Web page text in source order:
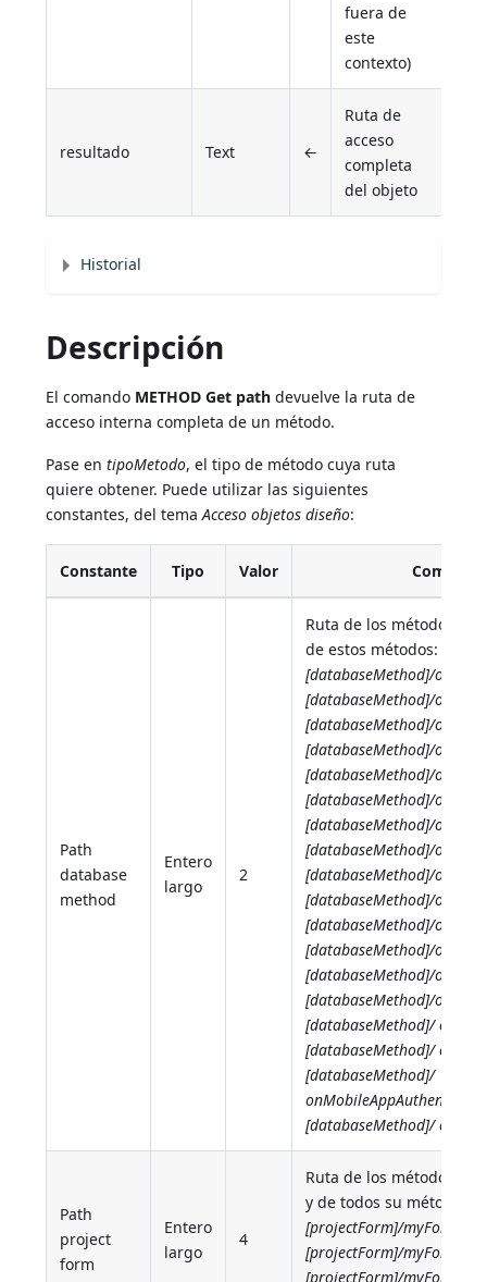
fuera de
este
contexto)
resultado Text ←
Ruta de
acceso
completa
del objeto
Historial
Descripción
El comando METHOD Get path devuelve la ruta de
acceso interna completa de un método.
Pase entipoMetodo, el tipo de método cuya ruta
quiere obtener. Puede utilizar las siguientes
constantes, del temaAcceso objetos diseño:
Constante Tipo Valor
Path
database
method
Entero
largo
2
Ruta de los métodos
de estos métodos:
[databaseMethod]/
[databaseMethod]/onExit
[databaseMethod]/onDrop
[databaseMethod]/
[databaseMethod]/
[databaseMethod]/
[databaseMethod]/
[databaseMethod]/
[databaseMethod]/
[databaseMethod]/
[databaseMethod]/
[databaseMethod]/
[databaseMethod]/
[databaseMethod]/
[databaseMethod]/
[databaseMethod]/
[databaseMethod]/
[databaseMethod]/
Path
project
form
Entero
largo
4
Ruta de los métodos
y de todos su métodos
[projectForm]/myForm/
[projectForm]/myForm/
[projectForm]/myForm/